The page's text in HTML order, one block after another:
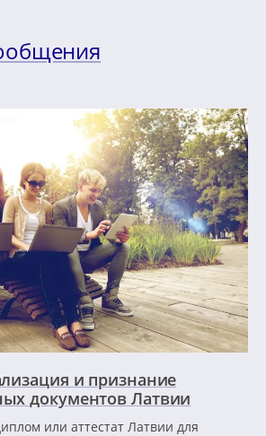
и признание
документов Латвии
или аттестат Латвии для